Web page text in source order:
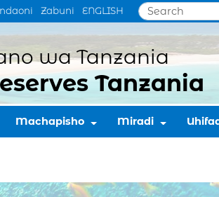
ENGLISH
Zabuni
wa Tanzania
Tanzania
Machapisho Miradi